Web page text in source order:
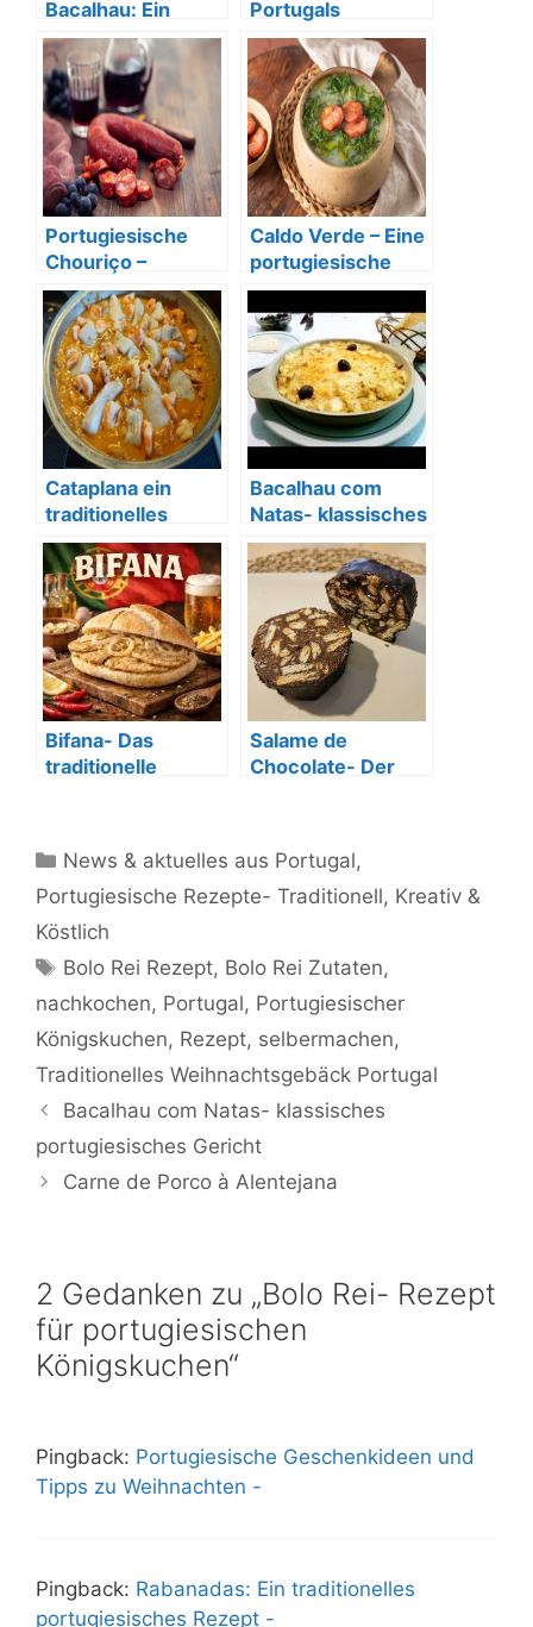
Bacalhau: Ein
Klassiker der
portugiesischen
Küche
Portugals
legendäres
Sandwich aus
Porto
Portugiesische
Chouriço –
Traditionelle
Wurst mit
Charakter
Caldo Verde – Eine
portugiesische
Spezialität
Cataplana ein
traditionelles
portugiesisches
Gericht
Bacalhau com
Natas- klassisches
portugiesisches
Gericht
Bifana- Das
traditionelle
Salame de
Chocolate- Der
Kategorien
News & aktuelles aus Portugal,
Portugiesische Rezepte- Traditionell, Kreativ &
Köstlich
Schlagwörter
Bolo Rei Rezept, Bolo Rei Zutaten,
nachkochen, Portugal, Portugiesischer
Königskuchen, Rezept, selbermachen,
Traditionelles Weihnachtsgebäck Portugal
Bacalhau com Natas- klassisches
portugiesisches Gericht
Carne de Porco à Alentejana
2 Gedanken zu „Bolo Rei- Rezept
für portugiesischen
Königskuchen“
Pingback: Portugiesische Geschenkideen und
Tipps zu Weihnachten -
Pingback: Rabanadas: Ein traditionelles
portugiesisches Rezept -